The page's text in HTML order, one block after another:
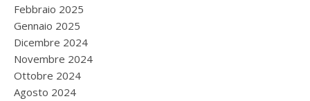
Febbraio 2025
Gennaio 2025
Dicembre 2024
Novembre 2024
Ottobre 2024
Agosto 2024